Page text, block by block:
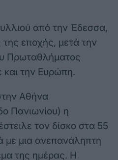
από την Έδεσσα,
εποχής, μετά την
Πρωταθλήματος
την Ευρώπη.
Αθήνα
Πανιωνίου) η
τον δίσκο στα 55
με μια ανεπανάληπτη
της ημέρας. Η